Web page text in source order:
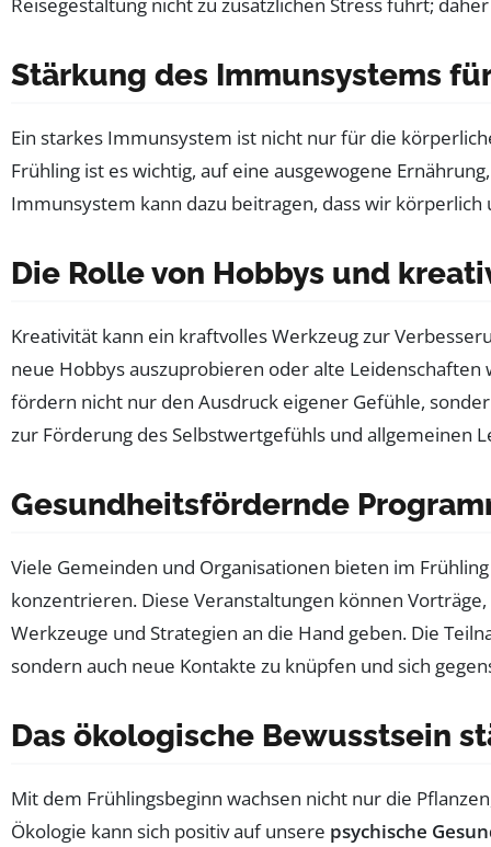
Stärkung des Immunsystems
Ein starkes Immunsystem ist nicht nur für die
Frühling ist es wichtig, auf eine ausgewogene
Immunsystem kann dazu beitragen, dass wir
Die Rolle von Hobbys und
Kreativität kann ein kraftvolles Werkzeug zur
neue Hobbys auszuprobieren oder alte
fördern nicht nur den Ausdruck eigener Gefühle,
zur Förderung des Selbstwertgefühls und allgemeinen
Gesundheitsfördernde
Viele Gemeinden und Organisationen bieten im
konzentrieren. Diese Veranstaltungen können
Werkzeuge und Strategien an die Hand geben. Die
sondern auch neue Kontakte zu knüpfen und sich
Das ökologische Bewusstsein
Mit dem Frühlingsbeginn wachsen nicht nur die
Ökologie kann sich positiv auf unsere psychische